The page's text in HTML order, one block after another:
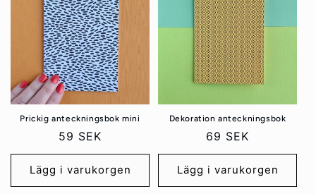
Prickig anteckningsbok mini
Ordinarie
pris
59 SEK
Lägg i varukorgen
Dekoration anteckningsbok
Ordinarie
pris
69 SEK
Lägg i varukorgen